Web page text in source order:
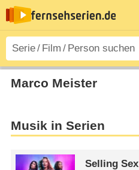
Marco Meister
Musik in Serien
Selling Sex